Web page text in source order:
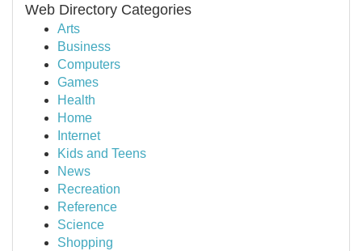
Web Directory Categories
Arts
Business
Computers
Games
Health
Home
Internet
Kids and Teens
News
Recreation
Reference
Science
Shopping